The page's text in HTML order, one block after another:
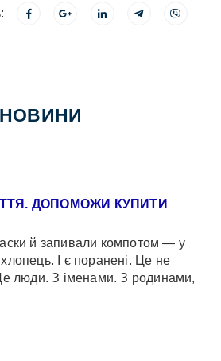
НОВИНИ
ДОПОМОЖИ КУПИТИ
й запивали компотом — у
І є поранені. Це не
люди. З іменами. З родинами,